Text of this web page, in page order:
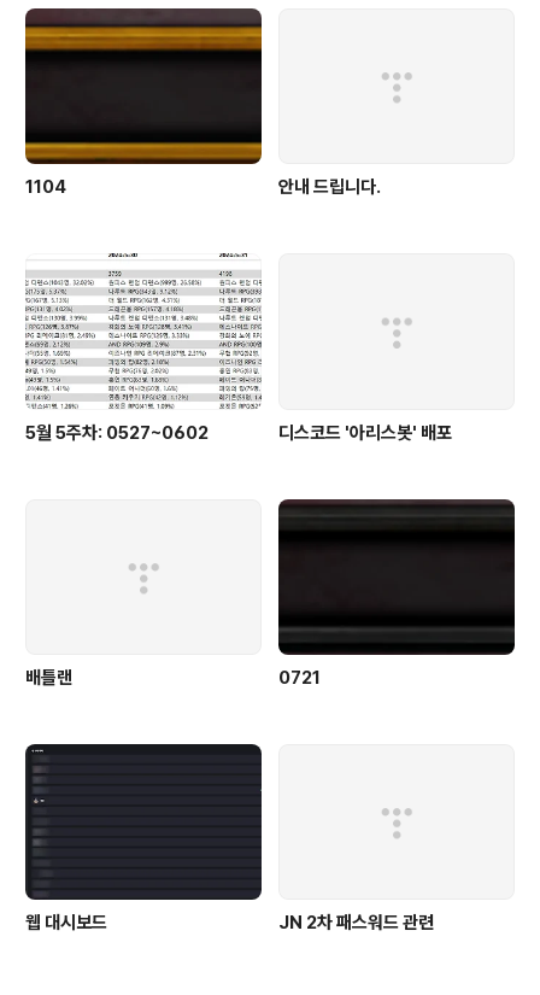
1104 안내 드립니다.
5월 5주차: 0527~0602 디스코드 '아리스봇' 배포
배틀랜 0721
웹 대시보드 JN 2차 패스워드 관련